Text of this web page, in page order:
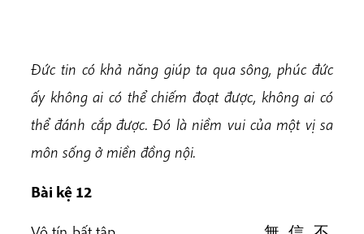
Đức tin có khả năng giúp ta qua sông, phúc đức
ấy không ai có thể chiếm đoạt được, không ai có
thể đánh cắp được. Đó là niềm vui của một vị sa
môn sống ở miền đồng nội.
Bài kệ 12